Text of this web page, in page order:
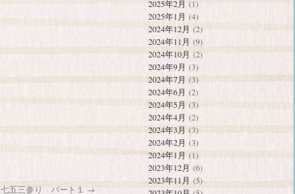
七五三参り パート１→
2025年2月 (1)
2025年1月 (4)
2024年12月 (2)
2024年11月 (9)
2024年10月 (2)
2024年9月 (3)
2024年7月 (3)
2024年6月 (2)
2024年5月 (3)
2024年4月 (2)
2024年3月 (3)
2024年2月 (3)
2024年1月(1)
2023年12月 (6)
2023年11月 (5)